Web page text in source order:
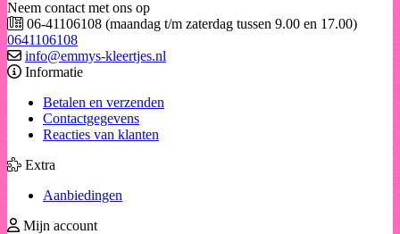
Neem contact met ons op
06-41106108 (maandag t/m zaterdag tussen 9.00 en 17.00)
0641106108
info@emmys-kleertjes.nl
Informatie
Betalen en verzenden
Contactgegevens
Reacties van klanten
Extra
Aanbiedingen
Mijn account